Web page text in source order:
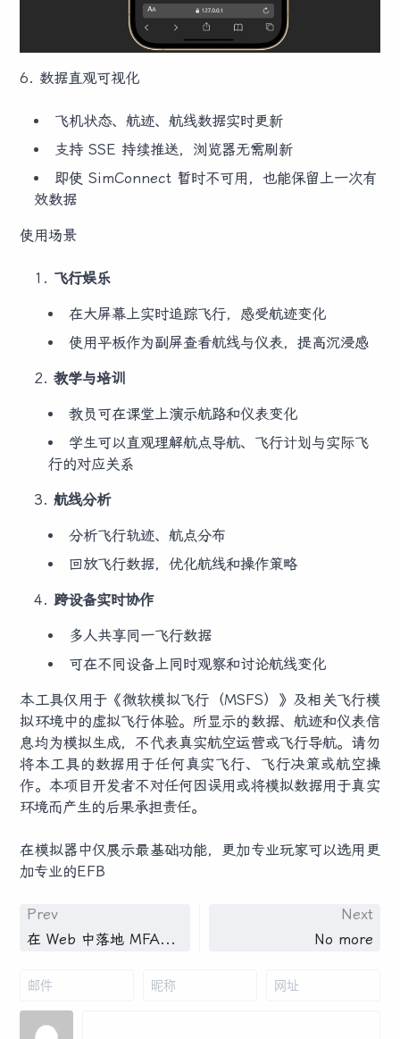
6. 数据直观可视化
飞机状态、航迹、航线数据实时更新
支持 SSE 持续推送，浏览器无需刷新
即使 SimConnect 暂时不可用，也能保留上一次有
效数据
使用场景
飞行娱乐
在大屏幕上实时追踪飞行，感受航迹变化
使用平板作为副屏查看航线与仪表，提高沉浸感
教学与培训
教员可在课堂上演示航路和仪表变化
学生可以直观理解航点导航、飞行计划与实际飞
行的对应关系
航线分析
分析飞行轨迹、航点分布
回放飞行数据，优化航线和操作策略
跨设备实时协作
多人共享同一飞行数据
可在不同设备上同时观察和讨论航线变化
本工具仅用于《微软模拟飞行（MSFS）》及相关飞行模
拟环境中的虚拟飞行体验。所显示的数据、航迹和仪表信
息均为模拟生成，不代表真实航空运营或飞行导航。请勿
将本工具的数据用于任何真实飞行、飞行决策或航空操
作。本项目开发者不对任何因误用或将模拟数据用于真实
环境而产生的后果承担责任。
在模拟器中仅展示最基础功能，更加专业玩家可以选用更
加专业的EFB
Prev
在 Web 中落地 MFA（基于 TOTP）的完整指南
Next
No more